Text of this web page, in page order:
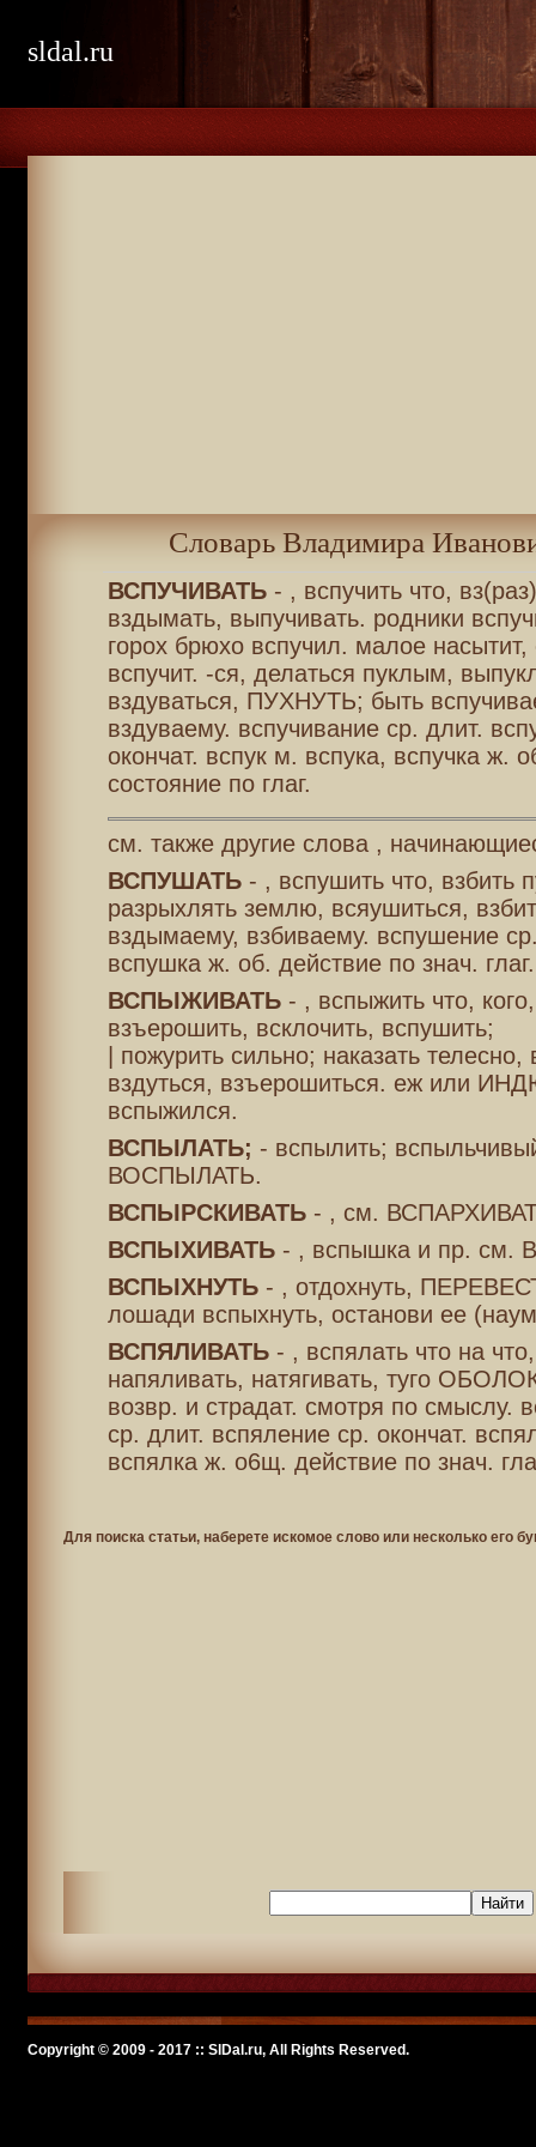
sldal.ru
Словарь Владимира
ВСПУЧИВАТЬ- , вспучить что,
вздымать, выпучивать. родники
горох брюхо вспучил. малое насытит,
вспучит. -ся, делаться пуклым,
вздуваться, ПУХНУТЬ; быть
вздуваему. вспучивание ср. длит.
окончат. вспук м. вспука, вспучка ж.
состояние по глаг.
см. также другие слова ,
ВСПУШАТЬ- , вспушить что, взбить
разрыхлять землю, всяушиться,
вздымаему, взбиваему. вспушение
вспушка ж. об. действие по знач. глаг.
ВСПЫЖИВАТЬ- , вспыжить что,
взъерошить, всклочить, вспушить;
| пожурить сильно; наказать телесно,
вздуться, взъерошиться. еж или
вспыжился.
ВСПЫЛАТЬ; - вспылить;
ВОСПЫЛАТЬ.
ВСПЫРСКИВАТЬ- , см.
ВСПЫХИВАТЬ- , вспышка и пр. см.
ВСПЫХНУТЬ- , отдохнуть,
лошади вспыхнуть, останови ее
ВСПЯЛИВАТЬ- , вспялать что на
напяливать, натягивать, туго
возвр. и страдат. смотря по смыслу.
ср. длит. вспяление ср. окончат.
вспялка ж. о6щ. действие по знач.
Для поиска статьи, наберете искомое слово или несколько его
Copyright © 2009 - 2017 :: SlDal.ru, All Rights Reserved.